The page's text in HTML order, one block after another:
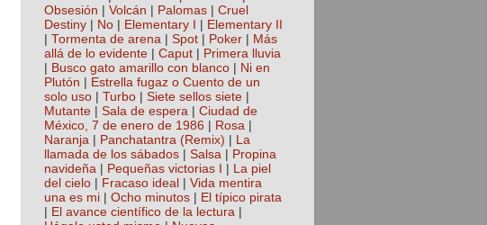
Obsesión
Volcán Palomas
Cruel
Destiny
No Elementary I
Elementary II
Tormenta de arena Spot Poker
Más
allá de lo evidente
Caput
Primera lluvia
Busco gato amarillo con blanco
Ni en
Plutón
Estrella fugaz o Cuento de un
solo uso
Turbo Siete sellos siete
Mutante
Sala de espera
Ciudad de
México, 7 de enero de 1986
Rosa
Naranja
Panchatantra (Remix)
La
llamada de los sábados
Salsa
Propina
navideña
Pequeñas victorias I
La piel
del cielo
Fracaso ideal
Vida mentira
una es mi
Ocho minutos
El típico pirata
El avance científico de la lectura